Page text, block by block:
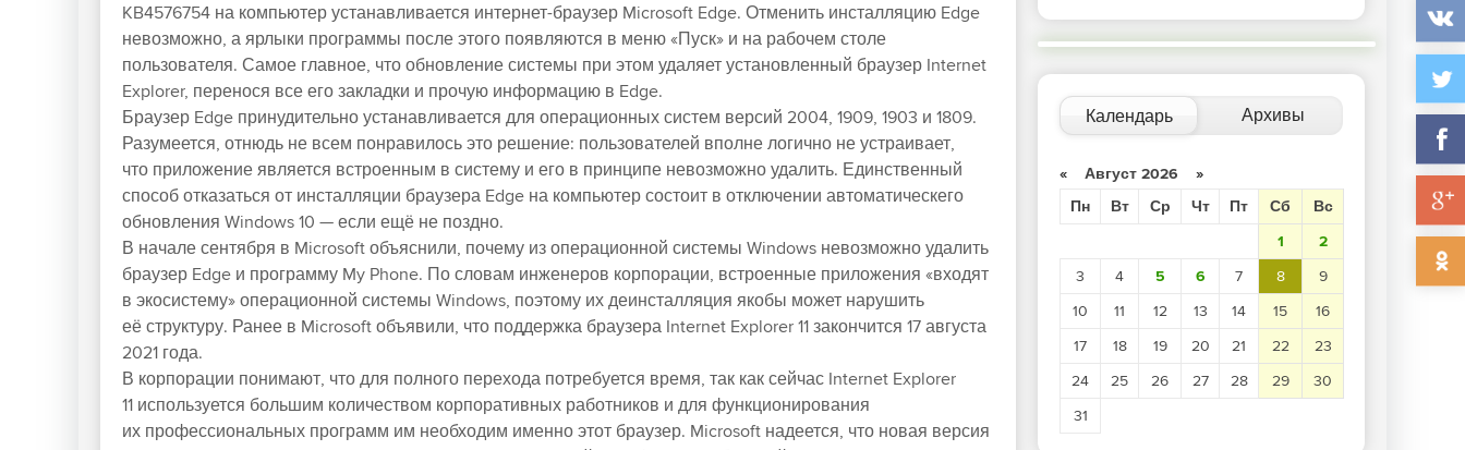
KB4576754 на компьютер устанавливается интернет-браузер Microsoft Edge. Отменить инсталляцию Edge
невозможно, а ярлыки программы после этого появляются в меню «Пуск» и на рабочем столе
пользователя. Самое главное, что обновление системы при этом удаляет установленный браузер Internet
Explorer, перенося все его закладки и прочую информацию в Edge.
Браузер Edge принудительно устанавливается для операционных систем версий 2004, 1909, 1903 и 1809.
Разумеется, отнюдь не всем понравилось это решение: пользователей вполне логично не устраивает,
что приложение является встроенным в систему и его в принципе невозможно удалить. Единственный
способ отказаться от инсталляции браузера Edge на компьютер состоит в отключении автоматическего
обновления Windows 10 — если ещё не поздно.
В начале сентября в Microsoft объяснили, почему из операционной системы Windows невозможно удалить
браузер Edge и программу My Phone. По словам инженеров корпорации, встроенные приложения «входят
в экосистему» операционной системы Windows, поэтому их деинсталляция якобы может нарушить
её структуру. Ранее в Microsoft объявили, что поддержка браузера Internet Explorer 11 закончится 17 августа
2021 года.
В корпорации понимают, что для полного перехода потребуется время, так как сейчас Internet Explorer
11 используется большим количеством корпоративных работников и для функционирования
их профессиональных программ им необходим именно этот браузер. Microsoft надеется, что новая версия
Календарь Архивы
« Август 2026 »
Пн
Вт Ср Чт Пт Сб
Вс
1
2
3
4 5 6 7 8
9
10
11 12 13 14 15
16
17
18 19 20 21 22
23
24
25 26 27 28 29
30
31